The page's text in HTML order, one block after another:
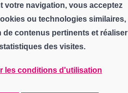
votre navigation, vous acceptez
ou technologies similaires,
de contenus pertinents et réaliser
des visites.
les conditions d'utilisation